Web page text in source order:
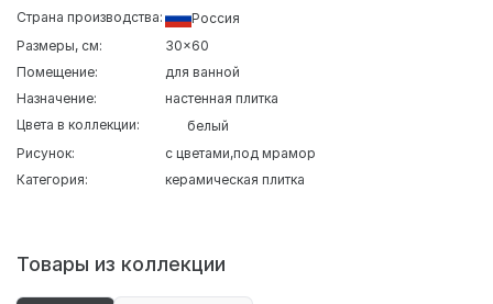
Страна производства:
Россия
Размеры, см:
30x60
Помещение:
для ванной
Назначение:
настенная плитка
Цвета в коллекции:
белый
Рисунок:
с цветами под мрамор
Категория:
керамическая плитка
Товары из коллекции